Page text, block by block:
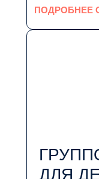
ПОДРОБНЕЕ
ДЛЯ